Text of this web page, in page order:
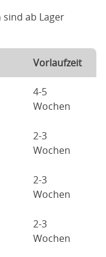
ab Lager
Vorlaufzeit
4-5
Wochen
2-3
Wochen
2-3
Wochen
2-3
Wochen